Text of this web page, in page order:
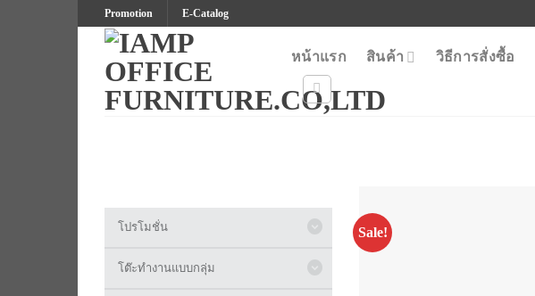
Promotion E-Catalog
หน้าแรก สินค้า วิธีการสั่งซื้อ
โปรโมชั่น
โต๊ะทำงานแบบกลุ่ม
Sale!